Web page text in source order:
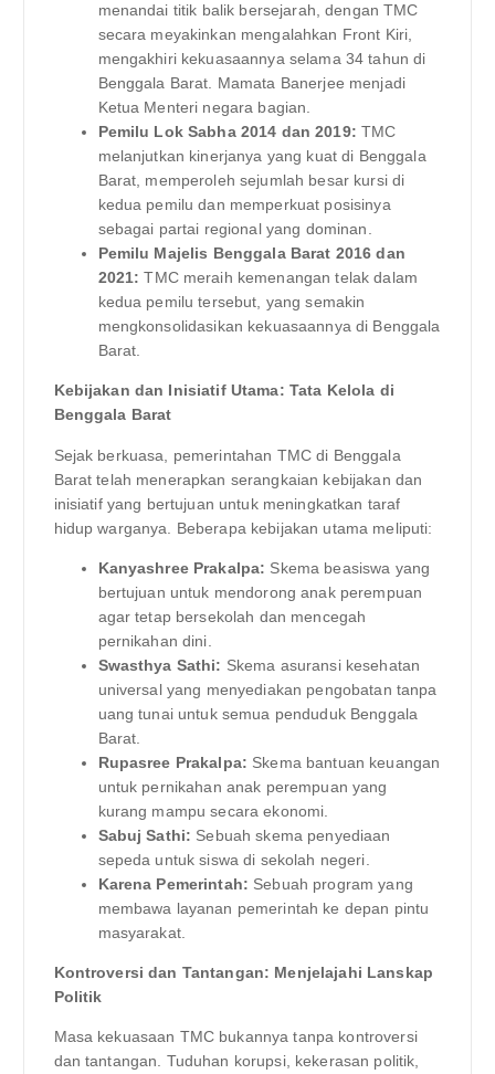
menandai titik balik bersejarah, dengan TMC
secara meyakinkan mengalahkan Front Kiri,
mengakhiri kekuasaannya selama 34 tahun di
Benggala Barat. Mamata Banerjee menjadi
Ketua Menteri negara bagian.
Pemilu Lok Sabha 2014 dan 2019: TMC
melanjutkan kinerjanya yang kuat di Benggala
Barat, memperoleh sejumlah besar kursi di
kedua pemilu dan memperkuat posisinya
sebagai partai regional yang dominan.
Pemilu Majelis Benggala Barat 2016 dan
2021: TMC meraih kemenangan telak dalam
kedua pemilu tersebut, yang semakin
mengkonsolidasikan kekuasaannya di Benggala
Barat.
Kebijakan dan Inisiatif Utama: Tata Kelola di
Benggala Barat
Sejak berkuasa, pemerintahan TMC di Benggala
Barat telah menerapkan serangkaian kebijakan dan
inisiatif yang bertujuan untuk meningkatkan taraf
hidup warganya. Beberapa kebijakan utama meliputi:
Kanyashree Prakalpa: Skema beasiswa yang
bertujuan untuk mendorong anak perempuan
agar tetap bersekolah dan mencegah
pernikahan dini.
Swasthya Sathi: Skema asuransi kesehatan
universal yang menyediakan pengobatan tanpa
uang tunai untuk semua penduduk Benggala
Barat.
Rupasree Prakalpa: Skema bantuan keuangan
untuk pernikahan anak perempuan yang
kurang mampu secara ekonomi.
Sabuj Sathi: Sebuah skema penyediaan
sepeda untuk siswa di sekolah negeri.
Karena Pemerintah: Sebuah program yang
membawa layanan pemerintah ke depan pintu
masyarakat.
Kontroversi dan Tantangan: Menjelajahi Lanskap
Politik
Masa kekuasaan TMC bukannya tanpa kontroversi
dan tantangan. Tuduhan korupsi, kekerasan politik,